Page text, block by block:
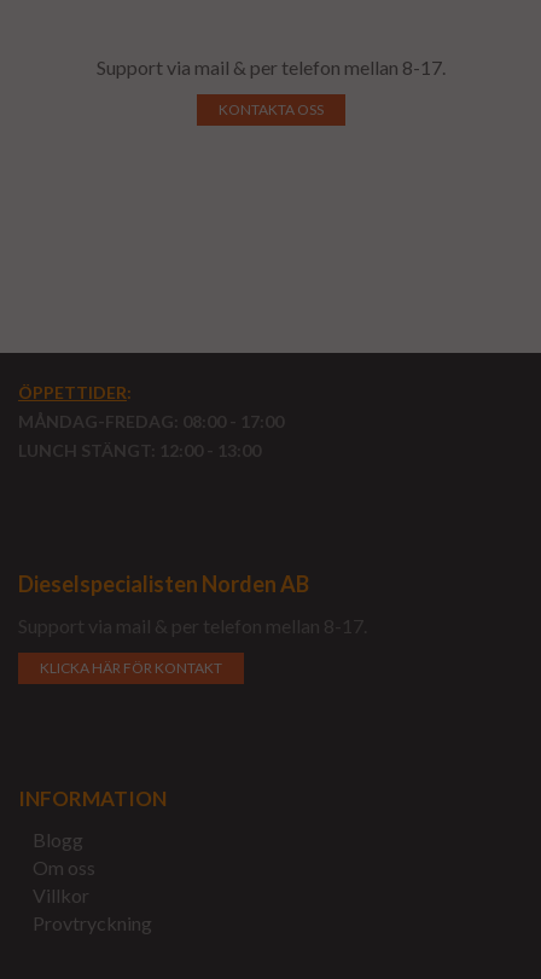
Support via mail & per telefon mellan 8-17.
KONTAKTA OSS
ÖPPETTIDER:
MÅNDAG-FREDAG: 08:00 - 17:00
LUNCH STÄNGT: 12:00 - 13:00
Dieselspecialisten Norden AB
Support via mail & per telefon mellan 8-17.
KLICKA HÄR FÖR KONTAKT
INFORMATION
Blogg
Om oss
Villkor
Provtryckning